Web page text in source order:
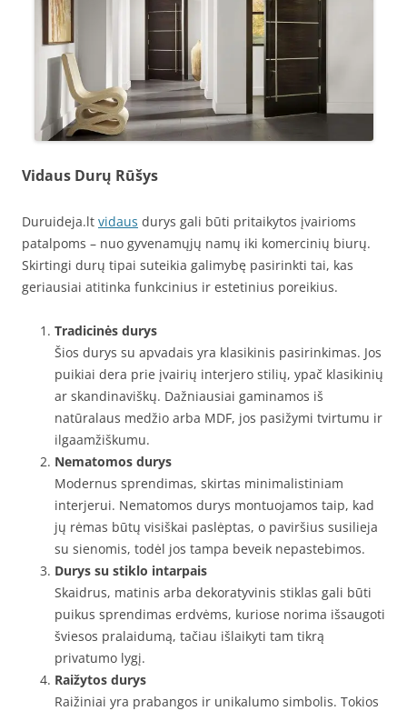
Vidaus Durų Rūšys
Duruideja.lt vidaus durys gali būti pritaikytos įvairioms
patalpoms – nuo gyvenamųjų namų iki komercinių biurų.
Skirtingi durų tipai suteikia galimybę pasirinkti tai, kas
geriausiai atitinka funkcinius ir estetinius poreikius.
Tradicinės durys
Šios durys su apvadais yra klasikinis pasirinkimas. Jos
puikiai dera prie įvairių interjero stilių, ypač klasikinių
ar skandinaviškų. Dažniausiai gaminamos iš
natūralaus medžio arba MDF, jos pasižymi tvirtumu ir
ilgaamžiškumu.
Nematomos durys
Modernus sprendimas, skirtas minimalistiniam
interjerui. Nematomos durys montuojamos taip, kad
jų rėmas būtų visiškai paslėptas, o paviršius susilieja
su sienomis, todėl jos tampa beveik nepastebimos.
Durys su stiklo intarpais
Skaidrus, matinis arba dekoratyvinis stiklas gali būti
puikus sprendimas erdvėms, kuriose norima išsaugoti
šviesos pralaidumą, tačiau išlaikyti tam tikrą
privatumo lygį.
Raižytos durys
Raižiniai yra prabangos ir unikalumo simbolis. Tokios